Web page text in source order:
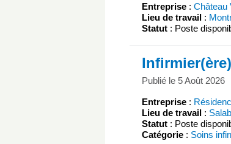
Entreprise : Château
Lieu de travail :
Statut : Poste
Publié le 5 Août 2026
Entreprise :
Lieu de travail :
Statut : Poste
Catégorie : Soins